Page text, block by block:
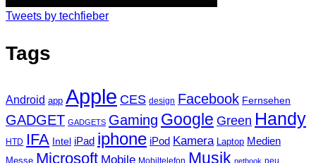
Tweets by techfieber
Tags
Android app Apple CES design Facebook Fernsehen
GADGET GADGETS Gaming Google Green Handy
HTD IFA Intel iPad iphone iPod Kamera Laptop Medien
Messe Microsoft Mobile Mobiltelefon Musik netbook neu